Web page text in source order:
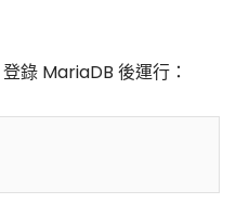
錄 MariaDB 後運行：